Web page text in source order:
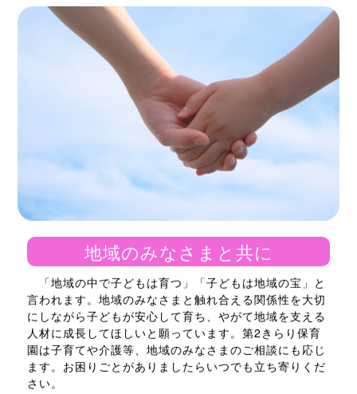
地域のみなさまと共に
「地域の中で子どもは育つ」「子どもは地域の宝」と
言われます。地域のみなさまと触れ合える関係性を大切
にしながら子どもが安心して育ち、やがて地域を支える
人材に成長してほしいと願っています。第2きらり保育
園は子育てや介護等、地域のみなさまのご相談にも応じ
ます。お困りごとがありましたらいつでも立ち寄りくだ
さい。